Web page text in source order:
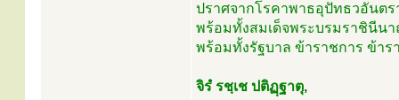
ปราศจากโรคาพาธอุปัทธวอันตร
พร้อมทั้งสมเด็จพระบรมราชินีน
พร้อมทั้งรัฐบาล ข้าราชการ ข้า
จิรํ รชฺเช ปติฏฺฐาตุ,